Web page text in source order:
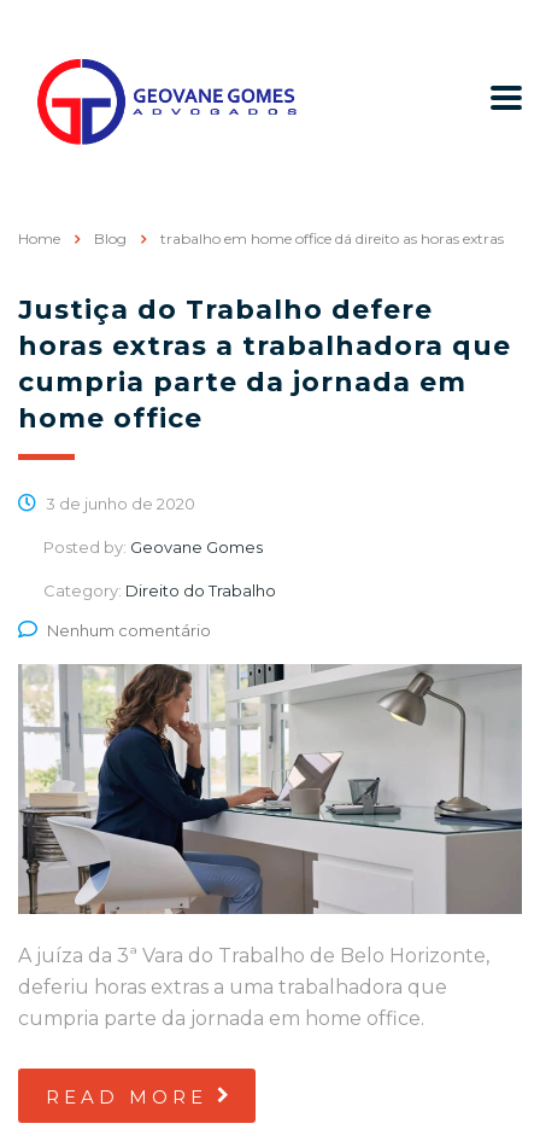
Home Blog trabalho em home office dá direito as horas extras
Justiça do Trabalho defere
horas extras a trabalhadora que
cumpria parte da jornada em
home office
3 de junho de 2020
Posted by: Geovane Gomes
Category: Direito do Trabalho
Nenhum comentário
A juíza da 3ª Vara do Trabalho de Belo Horizonte,
deferiu horas extras a uma trabalhadora que
cumpria parte da jornada em home office.
READ MORE